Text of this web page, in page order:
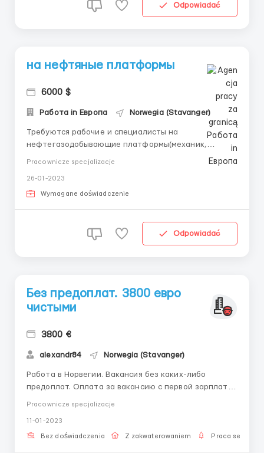
Odpowiadać
на нефтяные платформы
6000 $
Работа in Европа Norwegia (Stavanger)
Требуются рабочие и специалисты на
нефтегазодобывающие платформы(механик,
моторист, бурильщик, электрик, сварщик, слесарь,
поваров, уборщицы, посудомойщики, рабочий и
многие другие). Условия: - минимальный срок
Pracownicze specjalizacje
26-01-2023
Wymagane doświadczenie
Odpowiadać
Без предоплат. 3800 евро
чистыми
3800 €
alexandr84 Norwegia (Stavanger)
Работа в Норвегии. Вакансия без каких-либо
предоплат. Оплата за вакансию с первой зарплаты.
Оформление легальное. По контракту. Знание
языка не требуется. Работа в помещении, подход...
Pracownicze specjalizacje
11-01-2023
Bez doświadczenia Z zakwaterowaniem Praca